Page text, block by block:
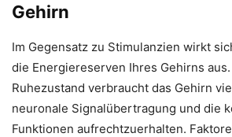
Gehirn
Im Gegensatz zu Stimulanzien wirkt
die Energiereserven Ihres Gehirns
Ruhezustand verbraucht das Gehirn
neuronale Signalübertragung und die
Funktionen aufrechtzuerhalten.